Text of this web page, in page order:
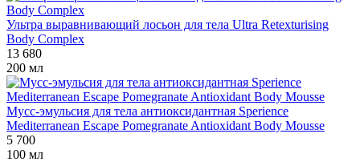
Ультра выравнивающий лосьон для тела Ultra Retexturising
Body Complex
13 680
200 мл
Мусс-эмульсия для тела антиоксидантная Sperience
Mediterranean Escape Pomegranate Antioxidant Body Mousse
5 700
100 мл